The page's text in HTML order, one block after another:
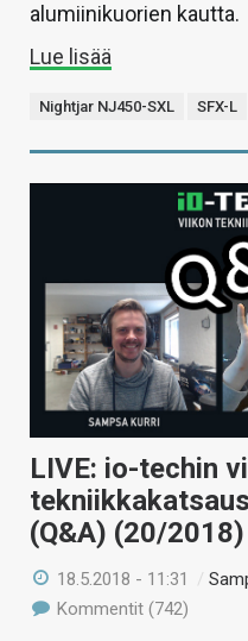
alumiinikuorien kautta.
Lue lisää
Nightjar NJ450-SXL SFX-L
LIVE: io-techin
(Q&A) (20/2018)
18.5.2018 - 11:31 /
Kommentit (742)